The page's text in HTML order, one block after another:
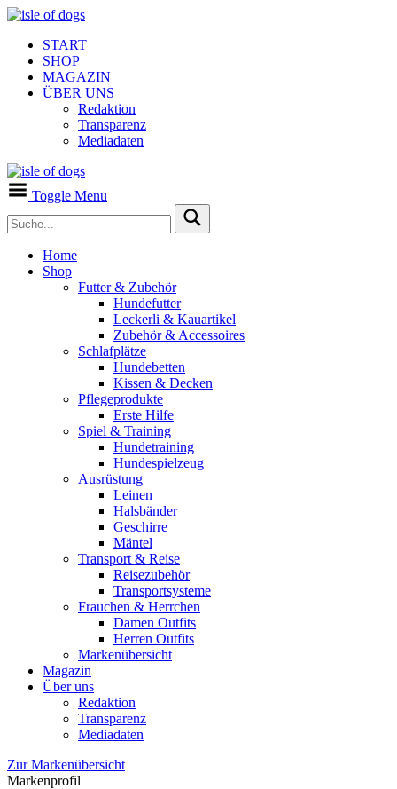
START
SHOP
MAGAZIN
ÜBER UNS
Redaktion
Transparenz
Mediadaten
Toggle Menu
Home
Shop
Futter & Zubehör
Hundefutter
Leckerli & Kauartikel
Zubehör & Accessoires
Schlafplätze
Hundebetten
Kissen & Decken
Pflegeprodukte
Erste Hilfe
Spiel & Training
Hundetraining
Hundespielzeug
Ausrüstung
Leinen
Halsbänder
Geschirre
Mäntel
Transport & Reise
Reisezubehör
Transportsysteme
Frauchen & Herrchen
Damen Outfits
Herren Outfits
Markenübersicht
Magazin
Über uns
Redaktion
Transparenz
Mediadaten
Zur Markenübersicht
Markenprofil